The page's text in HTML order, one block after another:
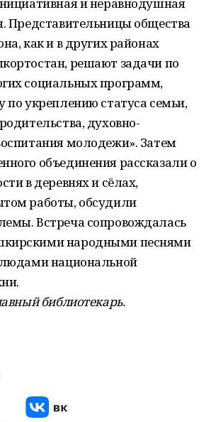
Представительницы общества
как и в других районах
решают задачи по
социальных программ,
по укреплению статуса семьи,
духовно-
молодежи». Затем
объединения рассказали о
в деревнях и сёлах,
работы, обсудили
Встреча сопровождалась
народными песнями
национальной
библиотекарь.